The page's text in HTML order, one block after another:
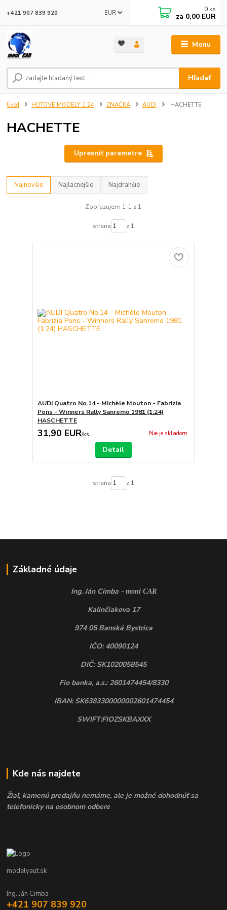
Menu
EUR
Hľadať
+421 907 839 920 0 ks
za 0,00 EUR
Úvod HOTOVÉ MODELY 1:24 ZNAČKA AUDI HACHETTE
HACHETTE
Upresniť parametre
Najnovšie Najlacnejšie Najdrahšie
Zobrazujem 1-1 z 1
strana z 1
AUDI Quatro No.14 - Michèle Mouton - Fabrizia
Pons - Winners Rally Sanremo 1981 (1:24)
HASCHETTE
31,90 EUR/ks Nie je skladom
Detail
strana z 1
Základné údaje
Ing. Ján Cimba - moni CAR
Kalinčiakova 17
974 05 Banská Bystrica
IČO: 40090124
DIČ: SK1020058545
Fio banka, a.s.: 2601474454/8330
IBAN: SK6383300000002601474454
SWIFT:FIOZSKBAXXX
Kde nás najdete
Žiaľ, kamenú predajňu nemáme, ale je možné dohodnúť sa
telefonicky na osobnom odbere
modelyaut.sk
Ing. Ján Cimba
+421 907 839 920